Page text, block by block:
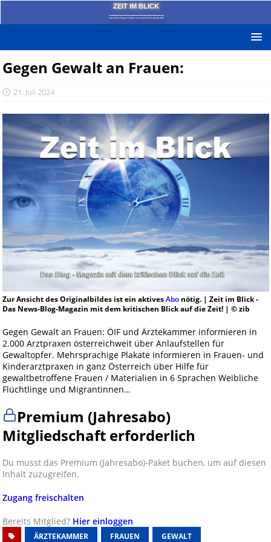
ZEIT IM BLICK
Das News-Blog mit dem kritischen Blick auf die Zeit!
Gegen Gewalt an Frauen:
21. Juli 2024
Zur Ansicht des Originalbildes ist ein aktivesAbonötig. | Zeit im Blick -
Das News-Blog-Magazin mit dem kritischen Blick auf die Zeit! | © zib
Gegen Gewalt an Frauen: ÖIF und Ärztekammer informieren in
2.000 Arztpraxen österreichweit über Anlaufstellen für
Gewaltopfer. Mehrsprachige Plakate informieren in Frauen- und
Kinderarztpraxen in ganz Österreich über Hilfe für
gewaltbetroffene Frauen / Materialien in 6 Sprachen Weibliche
Flüchtlinge und Migrantinnen…
Premium (Jahresabo)
Mitgliedschaft erforderlich
Du musst das Premium (Jahresabo)-Paket buchen, um auf diesen
Inhalt zuzugreifen.
Zugang freischalten
Bereits Mitglied? Hier einloggen
ÄRZTEKAMMER FRAUEN GEWALT